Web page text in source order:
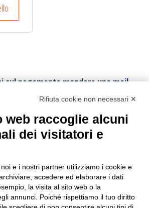
attuale
è:
€52,00.
sul pagamento mandare una mail.
costo di trasporto variabile da
la tariffa corretta della spedizione,
e poi viene inviato il corretto
essere annullato in ogni momento.
trasporto andata e ritornosempre a carico
in caso di rimborso.
Rifiuta cookie non necessari ✕
web raccoglie alcuni
dei visitatori e
e i nostri partner utilizziamo i cookie e
accedere ed elaborare i dati
la visita al sito web o la
annunci. Poiché rispettiamo il tuo diritto